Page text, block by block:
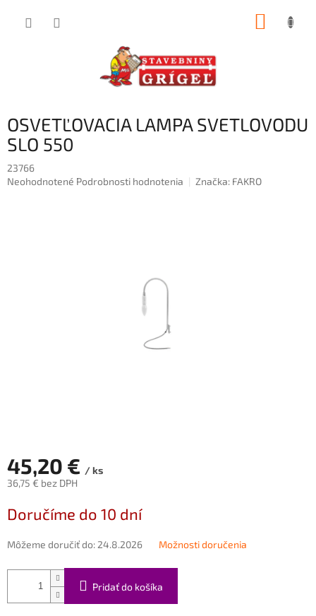
OSVETĽOVACIA LAMPA SVETLOVODU
SLO 550
23766
Priemerné
Neohodnotené Podrobnosti hodnotenia Značka: FAKRO
45,20 € / ks
36,75 € bez DPH
cena:
Doručíme do 10 dní
Môžeme doručiť do: 24.8.2026 Možnosti doručenia
Pridať do košíka